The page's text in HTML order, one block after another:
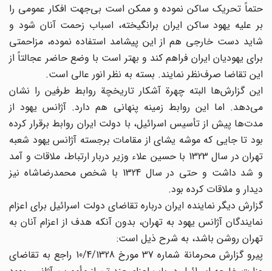
حتماً تحریک ساکن نموده و ممکن است بی‌جهت افکار عمومی را
بر علیه یهود ساکن ایران برانگیخته، اسباب زحمت آنان شود و
شاید دست خارجی هم از این پیشامد استفاده نموده، مزاحمتی
برای یهودیان ایران فراهم کند و بهتر است با وضع حاضر عجالتاً از
این تقاضا صرف‌نظر نمایند. بسته به نظر انور عالی است.
این گزارش‌ها البته چهرة آشکار تاریخچة روابط طرفین را نشان
می‌دهد. اما این روابط زمینه پنهانی هم دارد. آژانس یهود از
مدت‌ها پیش از تأسیس اسرائیل، با دولت ایران روابط برقرار کرده
بود تا جایی که موشه یشای از مقامات برجسته آژانس یهود شعبه
تهران در سال 1323 با حسین علاء وزیر دربار ارتباط، ملاقات و آمد
و شد داشت و حتی در سال 1324 با شخص محمدرضاشاه نیز
دیدار و ملاقات کرده بود.
گزارش دیگر نماینده ایران درباره تقاضای دولت اسرائیل برای اعزام
نمایندگان آژانس یهود به تهران، بدون آنکه هدف از اعزام آنان به
تهران روشن باشد، به شرح ذیل است:
پیرو گزارش محرمانة شماره 37 مورخ 10/4/1328 راجع به تقاضای